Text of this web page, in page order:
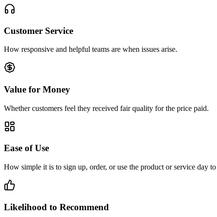
Customer Service
How responsive and helpful teams are when issues arise.
Value for Money
Whether customers feel they received fair quality for the price paid.
Ease of Use
How simple it is to sign up, order, or use the product or service day
Likelihood to Recommend